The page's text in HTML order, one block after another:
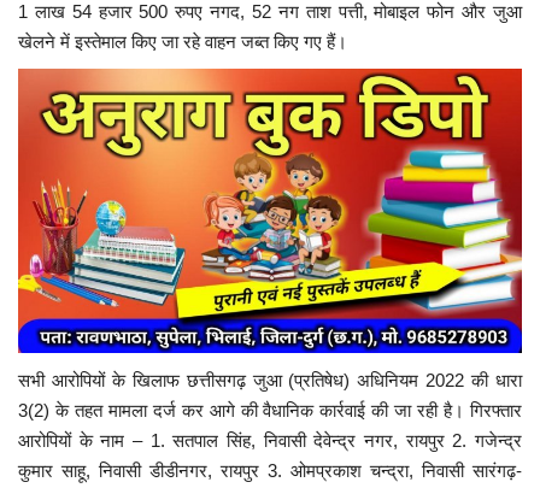
1 लाख 54 हजार 500 रुपए नगद, 52 नग ताश पत्ती, मोबाइल फोन और जुआ
खेलने में इस्तेमाल किए जा रहे वाहन जब्त किए गए हैं।
सभी आरोपियों के खिलाफ छत्तीसगढ़ जुआ (प्रतिषेध) अधिनियम 2022 की धारा
3(2) के तहत मामला दर्ज कर आगे की वैधानिक कार्रवाई की जा रही है।गिरफ्तार
आरोपियों के नाम – 1. सतपाल सिंह, निवासी देवेन्द्र नगर, रायपुर 2. गजेन्द्र
कुमार साहू, निवासी डीडीनगर, रायपुर 3. ओमप्रकाश चन्द्रा, निवासी सारंगढ़-